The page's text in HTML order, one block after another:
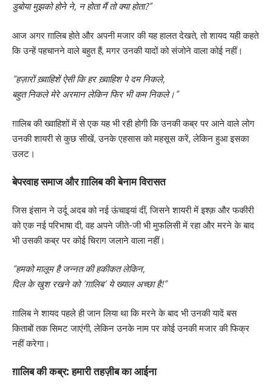
डुबोया मुझको होने ने, न होता मैं तो क्या होता?”
आज अगर ग़ालिब होते और अपनी मजार की यह हालत देखते, तो शायद यही कहते
कि उन्हें पहचानने वाले बहुत हैं, मगर उनकी यादों को संजोने वाला कोई नहीं।
“हज़ारों ख़्वाहिशें ऐसी कि हर ख़्वाहिश पे दम निकले,
बहुत निकले मेरे अरमान लेकिन फिर भी कम निकले।”
ग़ालिब की ख्वाहिशों में से एक यह भी रही होगी कि उनकी कब्र पर आने वाले लोग
उनकी शायरी से कुछ सीखें, उनके एहसास को महसूस करें, लेकिन हुआ इसका
उलट।
बेपरवाह समाज और ग़ालिब की बेनाम विरासत
जिस इंसान ने उर्दू अदब को नई ऊंचाइयां दीं, जिसने शायरी में इश्क़ और फकीरी
को एक नई परिभाषा दी, वह अपने जीते-जी भी मुफलिसी में रहा और मरने के बाद
भी उसकी कब्र पर कोई चिराग जलाने वाला नहीं।
“हमको मालूम है जन्नत की हकीकत लेकिन,
दिल के खुश रखने को ‘ग़ालिब’ ये ख्याल अच्छा है!”
ग़ालिब ने शायद पहले ही जान लिया था कि मरने के बाद भी उनकी यादें बस
किताबों तक सिमट जाएंगी, लेकिन उनके नाम पर कोई उनकी मजार की फिक्र
नहीं करेगा।
ग़ालिब की कब्र: हमारी तहज़ीब का आईना